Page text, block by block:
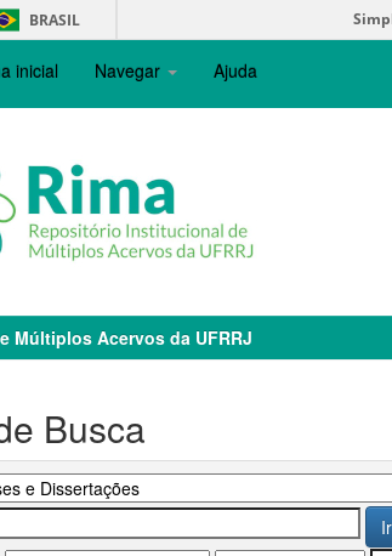
BRASIL
inicial Navegar Ajuda
Múltiplos Acervos da UFRRJ
Busca